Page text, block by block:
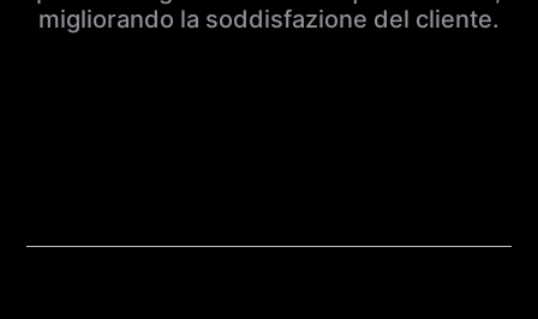
migliorando la soddisfazione del cliente.